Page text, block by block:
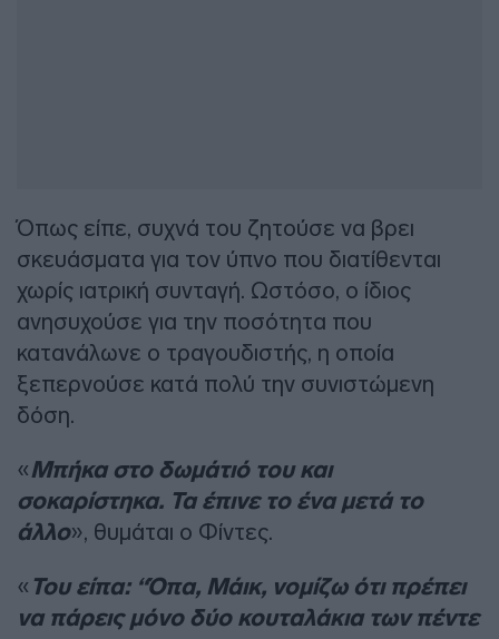
Όπως είπε, συχνά του ζητούσε να βρει
σκευάσματα για τον ύπνο που διατίθενται
χωρίς ιατρική συνταγή. Ωστόσο, ο ίδιος
ανησυχούσε για την ποσότητα που
κατανάλωνε ο τραγουδιστής, η οποία
ξεπερνούσε κατά πολύ την συνιστώμενη
δόση.
«Μπήκα στο δωμάτιό του και
σοκαρίστηκα. Τα έπινε το ένα μετά το
άλλο», θυμάται ο Φίντες.
« Του είπα: “Όπα, Μάικ, νομίζω ότι πρέπει
να πάρεις μόνο δύο κουταλάκια των πέντε